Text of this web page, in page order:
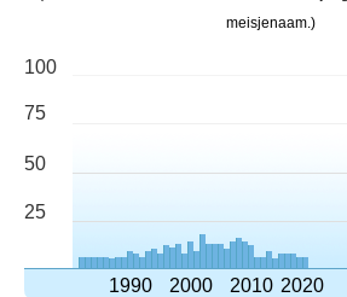
meisjenaam.)
100
75
50
25
1990 2000 2010 2020